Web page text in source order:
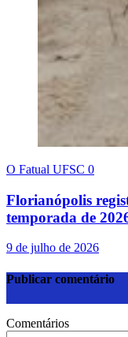
O Fatual UFSC 0
Florianópolis
temporada de
9 de julho de 2026
Publicar comentário
Comentários